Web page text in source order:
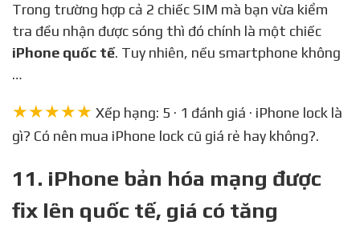
Trong trường hợp cả 2 chiếc SIM mà bạn vừa kiểm
tra đều nhận được sóng thì đó chính là một chiếc
iPhone quốc tế. Tuy nhiên, nếu smartphone không
…
★★★★★ Xếp hạng: 5 · 1 đánh giá · iPhone lock là
gì? Có nên mua iPhone lock cũ giá rẻ hay không?.
11. iPhone bản hóa mạng được
fix lên quốc tế, giá có tăng